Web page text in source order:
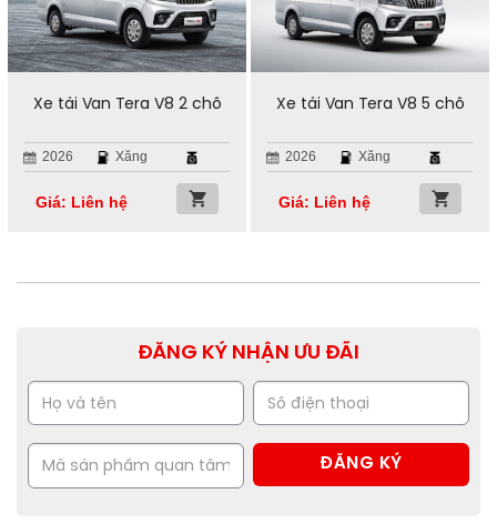
Xe tải Van Tera V8 2 chỗ
2026 Xăng
Giá: Liên hệ
Xe tải Van Tera V8 5 chỗ
2026 Xăng
Giá: Liên hệ
ĐĂNG KÝ NHẬN ƯU ĐÃI